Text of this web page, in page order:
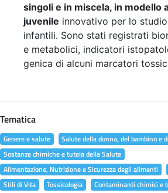
singoli e in miscela, in modello
juvenile innovativo per lo
infantili. Sono stati registrati
e metabolici, indicatori
genica di alcuni marcatori
Tematica
Genere e salute
Salute della donna, del bambino e
Sostanze chimiche e tutela della Salute
Alimentazione, Nutrizione e Sicurezza degli alimenti
Stili di Vita
Tossicologia
Contaminanti chimici e